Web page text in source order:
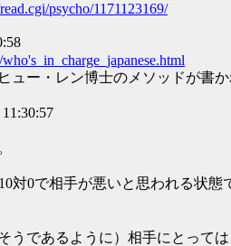
psycho/1171123169/
ュー・レン博士のメソッドが書
11:30:57
対0で相手が悪いと思われる状態
うであるように）相手にとって